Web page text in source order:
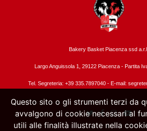
Bakery Basket Piacenza ssd a.r.l.
Largo Anguissola 1, 29122 Piacenza - Partita
Tel. Segreteria: +39 335.7897040 - E-mail:
Questo sito o gli strumenti terzi da
avvalgono di cookie necessari al
utili alle finalità illustrate nella